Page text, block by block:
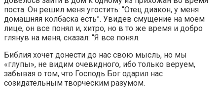
поста. Он решил меня угостить: “Отец диакон, у меня
домашняя колбаска есть”. Увидев смущение на моем
лице, он все понял и, хитро, но в то же время и добро
глянув на меня, сказал: “Я все понял.
Библия хочет донести до нас свою мысль, но мы
«глупы», не видим очевидного, ибо только веруем,
забывая о том, что Господь Бог одарил нас
созидательным творческим разумом.